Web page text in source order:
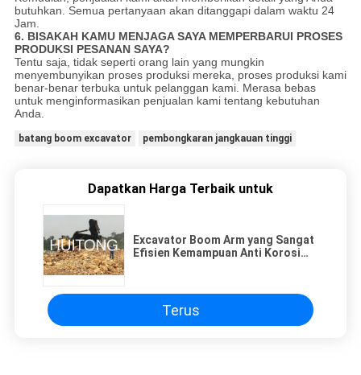
butuhkan. Semua pertanyaan akan ditanggapi dalam waktu 24
Jam.
6. BISAKAH KAMU MENJAGA SAYA MEMPERBARUI PROSES
PRODUKSI PESANAN SAYA?
Tentu saja, tidak seperti orang lain yang mungkin
menyembunyikan proses produksi mereka, proses produksi kami
benar-benar terbuka untuk pelanggan kami. Merasa bebas
untuk menginformasikan penjualan kami tentang kebutuhan
Anda.
batang boom excavator pembongkaran jangkauan tinggi
Dapatkan Harga Terbaik untuk
Excavator Boom Arm yang Sangat
Efisien Kemampuan Anti Korosi
Terus